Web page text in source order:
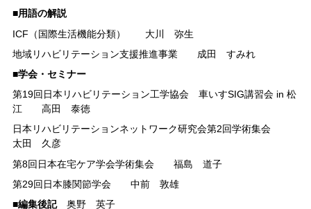
■用語の解説
ICF（国際生活機能分類） 大川 弥生
地域リハビリテーション支援推進事業 成田 すみれ
■学会・セミナー
第19回日本リハビリテーション工学協会 車いすSIG講習会 in 松
江 高田 泰徳
日本リハビリテーションネットワーク研究会第2回学術集会
太田 久彦
第8回日本在宅ケア学会学術集会 福島 道子
第29回日本膝関節学会 中前 敦雄
■編集後記奥野 英子